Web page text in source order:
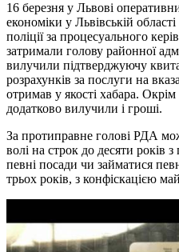
16 березня у Львові
економіки у Львівській
поліції за процесуального
затримали голову районної
вилучили підтверджуючу
розрахунків за послуги на
отримав у якості хабара.
додатково вилучили і гроші.
За протиправне голові РДА
волі на строк до десяти років
певні посади чи займатися
трьох років, з конфіскацією